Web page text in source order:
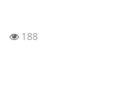
188